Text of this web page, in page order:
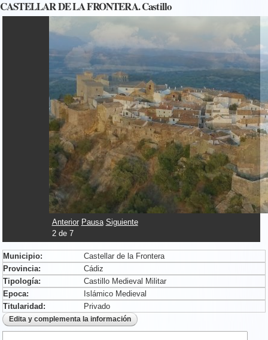
CASTELLAR DE LA FRONTERA. Castillo
Anterior Pausa Siguiente
2de 7
Municipio:
Castellar de la Frontera
Provincia:
Cádiz
Tipología:
Castillo Medieval Militar
Epoca:
Islámico Medieval
Titularidad:
Privado